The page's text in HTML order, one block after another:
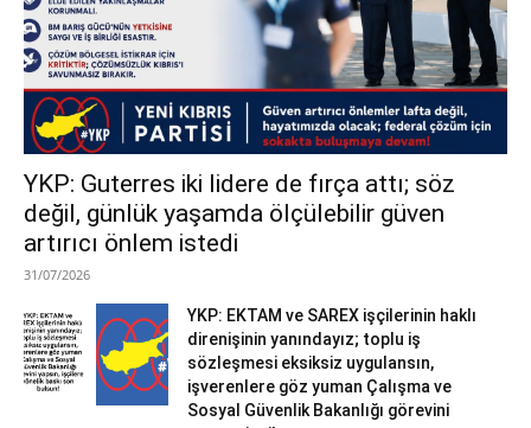
YKP: Guterres iki lidere de fırça attı; söz
değil, günlük yaşamda ölçülebilir güven
artırıcı önlem istedi
31/07/2026
YKP: EKTAM ve SAREX işçilerinin haklı
direnişinin yanındayız; toplu iş
sözleşmesi eksiksiz uygulansın,
işverenlere göz yuman Çalışma ve
Sosyal Güvenlik Bakanlığı görevini